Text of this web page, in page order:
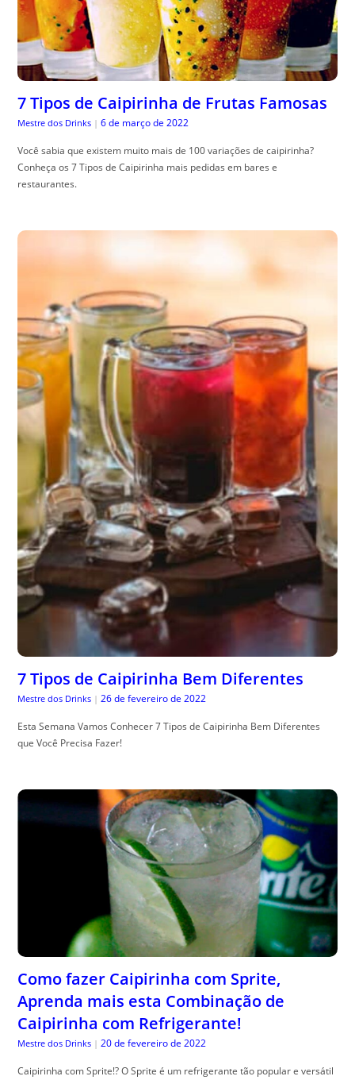
7 Tipos de Caipirinha de Frutas Famosas
Mestre dos Drinks | 6 de março de 2022
Você sabia que existem muito mais de 100 variações de caipirinha?
Conheça os 7 Tipos de Caipirinha mais pedidas em bares e
restaurantes.
7 Tipos de Caipirinha Bem Diferentes
Mestre dos Drinks | 26 de fevereiro de 2022
Esta Semana Vamos Conhecer 7 Tipos de Caipirinha Bem Diferentes
que Você Precisa Fazer!
Como fazer Caipirinha com Sprite,
Aprenda mais esta Combinação de
Caipirinha com Refrigerante!
Mestre dos Drinks | 20 de fevereiro de 2022
Caipirinha com Sprite!? O Sprite é um refrigerante tão popular e versátil